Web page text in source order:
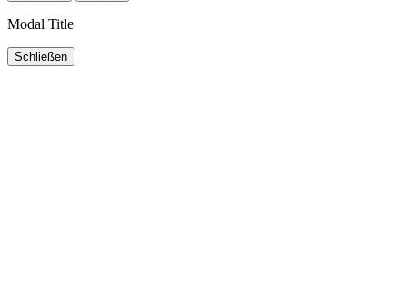
Modal Title
Schließen